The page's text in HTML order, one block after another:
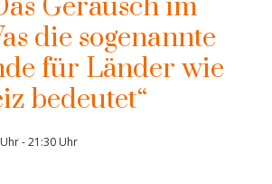
Geräusch im
die sogenannte
für Länder wie
bedeutet“
-21:30 Uhr